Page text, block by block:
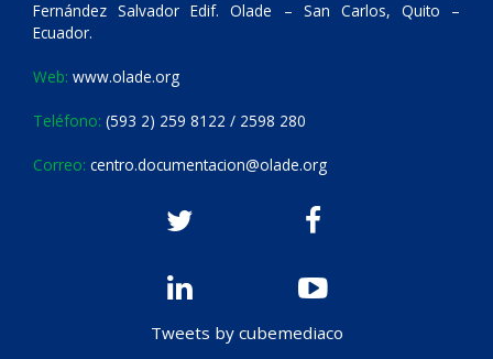
Fernández Salvador Edif. Olade – San Carlos, Quito –
Ecuador.
Web: www.olade.org
Teléfono: (593 2) 259 8122 / 2598 280
Correo: centro.documentacion@olade.org
Tweets by cubemediaco